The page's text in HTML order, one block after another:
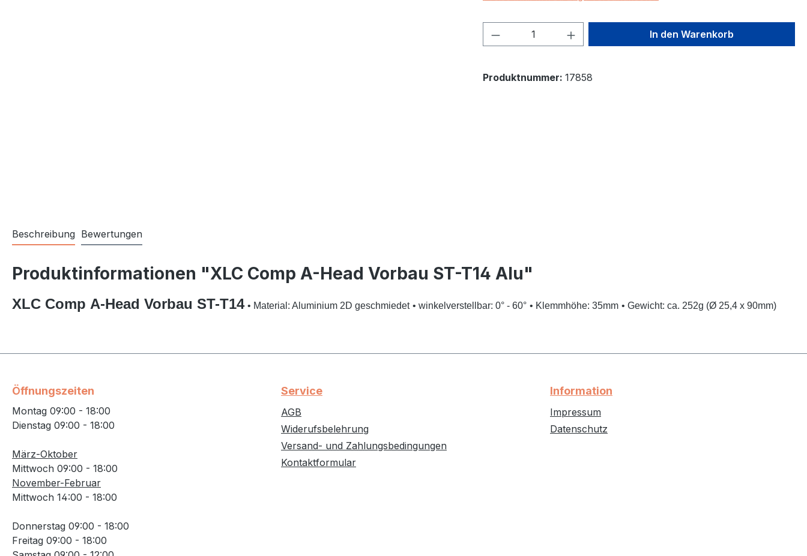
Produkt Anzahl: Gib den gewünschten Wert
In den Warenkorb
Produktnummer: 17858
Beschreibung Bewertungen
Produktinformationen "XLC Comp A-Head Vorbau ST-T14 Alu"
XLC Comp A-Head Vorbau ST-T14 • Material: Aluminium 2D geschmiedet • winkelverstellbar: 0° - 60° • Klemmhöhe: 35mm • Gewicht: ca. 252g (Ø 25,4 x 90mm)
Öffnungszeiten
Montag 09:00 - 18:00
Dienstag 09:00 - 18:00
März-Oktober
Mittwoch 09:00 - 18:00
November-Februar
Mittwoch 14:00 - 18:00
Donnerstag 09:00 - 18:00
Freitag 09:00 - 18:00
Service
AGB
Widerufsbelehrung
Versand- und Zahlungsbedingungen
Kontaktformular
Information
Impressum
Datenschutz